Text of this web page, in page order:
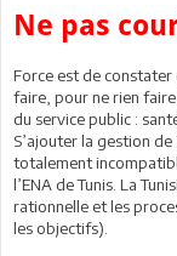
Ne pas
Force est de constater
faire, pour ne rien
du service public :
S’ajouter la gestion
totalement
l’ENA de Tunis. La
rationnelle et les
les objectifs).